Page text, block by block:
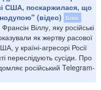
США, поскаржилася, що
(відео)
Блог
Віллу, яку російські
як жертву расової
у країні-агресорі Росії
переслідують сусіди. Про
російський Telegram-